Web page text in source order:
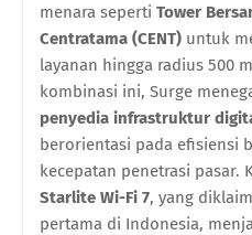
menara seperti Tower
Centratama (CENT) untuk
layanan hingga radius 500
kombinasi ini, Surge
penyedia infrastruktur
berorientasi pada efisiensi
kecepatan penetrasi pasar.
Starlite Wi-Fi 7, yang
pertama di Indonesia,